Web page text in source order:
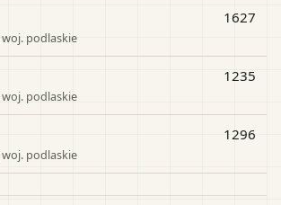
, woj. podlaskie
1627
, woj. podlaskie
1235
, woj. podlaskie
1296